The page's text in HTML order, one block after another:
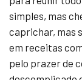
simples, mas
caprichar, mas
em receitas
pelo prazer de